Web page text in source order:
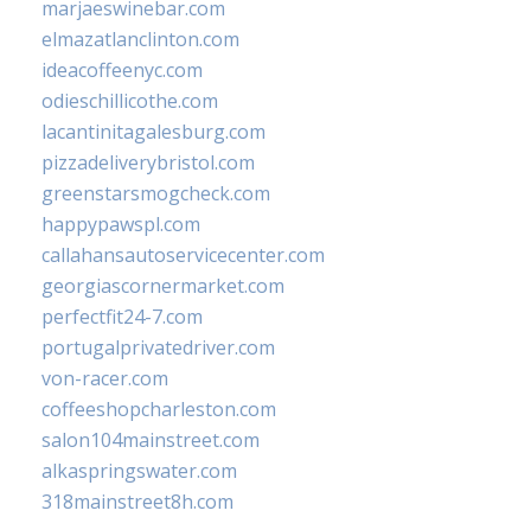
marjaeswinebar.com
elmazatlanclinton.com
ideacoffeenyc.com
odieschillicothe.com
lacantinitagalesburg.com
pizzadeliverybristol.com
greenstarsmogcheck.com
happypawspl.com
callahansautoservicecenter.com
georgiascornermarket.com
perfectfit24-7.com
portugalprivatedriver.com
von-racer.com
coffeeshopcharleston.com
salon104mainstreet.com
alkaspringswater.com
318mainstreet8h.com